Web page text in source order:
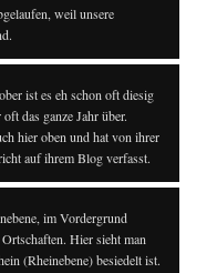
weil unsere
ist es eh schon oft diesig
das ganze Jahr über.
hier oben und hat von ihrer
auf ihrem Blog verfasst.
im Vordergrund
Hier sieht man
(Rheinebene) besiedelt ist.